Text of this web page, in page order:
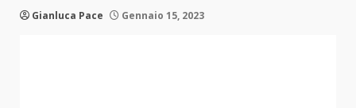
Gianluca Pace Gennaio 15, 2023